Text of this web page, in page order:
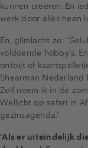
kunnen creëren. En
werk door alles heen
En, glimlacht ze:
voldoende hobby’s.
ontbijt of
Shearman
Zelf neem ik in de
Wellicht op safari in
gezinsagenda.”
‘Als er uiteindelijk